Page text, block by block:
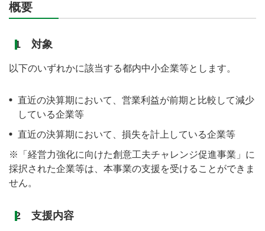
概要
1 対象
以下のいずれかに該当する都内中小企業等とします。
直近の決算期において、営業利益が前期と比較して減少
している企業等
直近の決算期において、損失を計上している企業等
※「経営力強化に向けた創意工夫チャレンジ促進事業」に
採択された企業等は、本事業の支援を受けることができま
せん。
2 支援内容